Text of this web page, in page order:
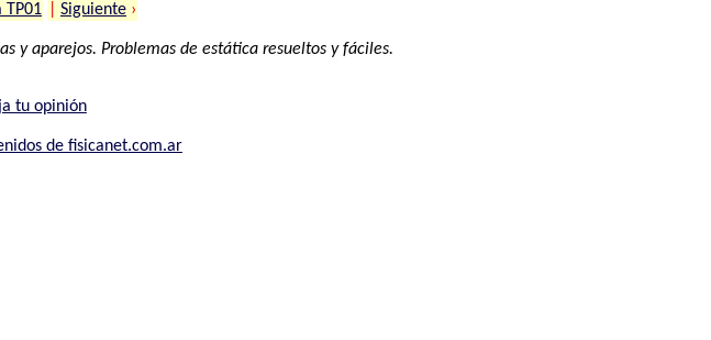
TP01 Siguiente ›
y aparejos. Problemas de estática resueltos y fáciles.
tu opinión
de fisicanet.com.ar